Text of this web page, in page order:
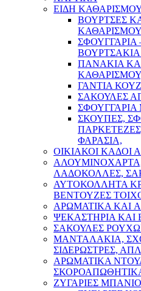
ΕΙΔΗ
ΒΟΥΡΤΣΕΣ
ΚΑΘΑΡΙΣΜΟΥ
ΣΦΟΥΓΓΑΡΙΑ
ΠΑΝΑΚΙΑ
ΓΑΝΤΙΑ
ΣΑΚΟΥΛΕΣ
ΣΚΟΥΠΕΣ,
ΦΑΡΑΣΙΑ,
ΟΙΚΙΑΚΟΙ ΚΑΔΟΙ
ΛΑΔΟΚΟΛΛΕΣ,
ΑΥΤΟΚΟΛΛΗΤΑ
ΒΕΝΤΟΥΖΕΣ
ΑΡΩΜΑΤΙΚΑ KAI
ΨΕΚΑΣΤΗΡΙΑ ΚΑΙ
ΣΑΚΟΥΛΕΣ
ΜΑΝΤΑΛΑΚΙΑ,
ΣΙΔΕΡΩΣΤΡΕΣ,
ΑΡΩΜΑΤΙΚΑ
ΖΥΓΑΡΙΕΣ